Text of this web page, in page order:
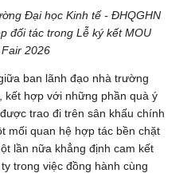
Đại học Kinh tế - ĐHQGHN
đối tác trong Lễ ký kết MOU
2026
ban lãnh đạo nhà trường
kết hợp với những phần quà ý
trao đi trên sân khấu chính
mối quan hệ hợp tác bền chặt
lần nữa khẳng định cam kết
trong việc đồng hành cùng